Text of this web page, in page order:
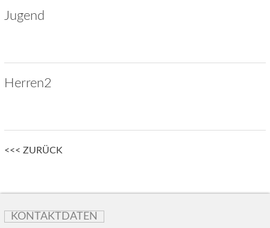
Jugend
Herren2
Posts
<<< ZURÜCK
KONTAKTDATEN